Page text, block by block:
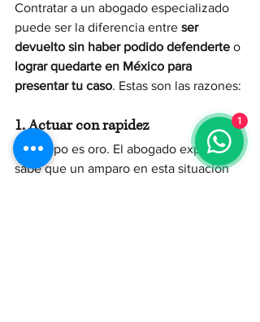
Contratar a un abogado especializado
puede ser la diferencia entre ser
devuelto sin haber podido defenderte o
lograr quedarte en México para
presentar tu caso. Estas son las razones:
1. Actuar con rapidez
El tiempo es oro. El abogado experto
sabe que un amparo en esta situación
1